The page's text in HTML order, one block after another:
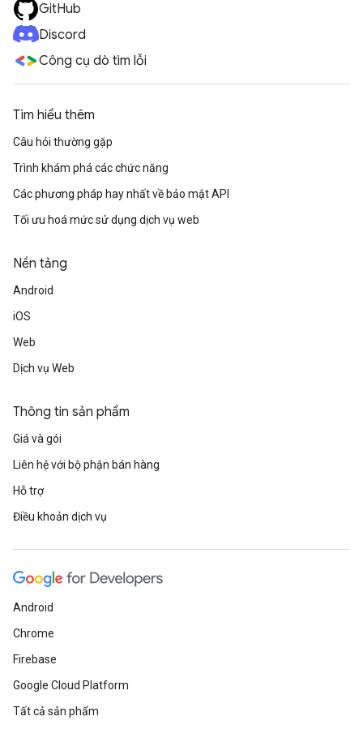
GitHub
Discord
Công cụ dò tìm lỗi
Tìm hiểu thêm
Câu hỏi thường gặp
Trình khám phá các chức năng
Các phương pháp hay nhất về bảo mật API
Tối ưu hoá mức sử dụng dịch vụ web
Nền tảng
Android
iOS
Web
Dịch vụ Web
Thông tin sản phẩm
Giá và gói
Liên hệ với bộ phận bán hàng
Hỗ trợ
Điều khoản dịch vụ
Android
Chrome
Firebase
Google Cloud Platform
Tất cả sản phẩm